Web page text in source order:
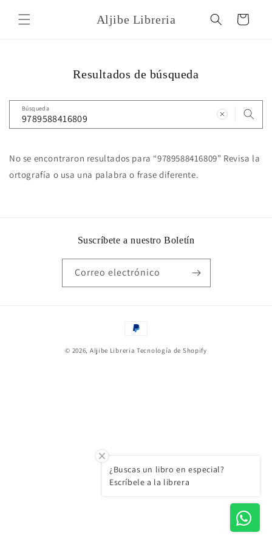
directamente
al contenido
Aljibe Libreria Carrito
Resultados de búsqueda
Búsqueda
No se encontraron resultados para “9789588416809” Revisa la
ortografía o usa una palabra o frase diferente.
Suscríbete a nuestro Boletín
Correo electrónico
Formas
pago
© 2026, Aljibe Libreria Tecnología de Shopify
¿Buscas un libro en especial?
Escríbele a la librera